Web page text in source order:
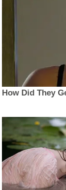
How Did They